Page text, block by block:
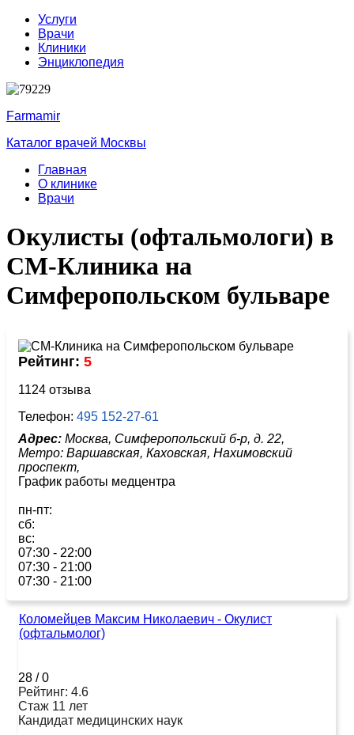
Услуги
Врачи
Клиники
Энциклопедия
Farmamir
Каталог врачей Москвы
Главная
О клинике
Врачи
Окулисты (офтальмологи) в
СМ-Клиника на
Симферопольском бульваре
Рейтинг: 5
1124 отзыва
Телефон: 495 152-27-61
Адрес: Москва, Симферопольский б-р, д. 22,
Метро: Варшавская, Каховская, Нахимовский
проспект,
График работы медцентра
пн-пт:
сб:
вс:
07:30 - 22:00
07:30 - 21:00
07:30 - 21:00
Коломейцев Максим Николаевич - Окулист
(офтальмолог)
28 /0
Рейтинг: 4.6
Стаж 11 лет
Кандидат медицинских наук